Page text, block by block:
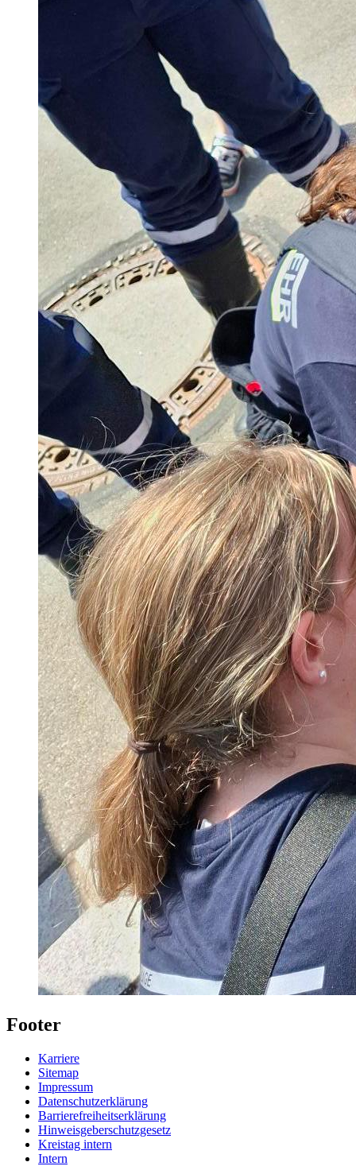
Footer
Karriere
Sitemap
Impressum
Datenschutzerklärung
Barrierefreiheitserklärung
Hinweisgeberschutzgesetz
Kreistag intern
Intern